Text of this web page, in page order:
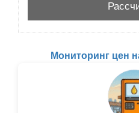
Мониторинг цен